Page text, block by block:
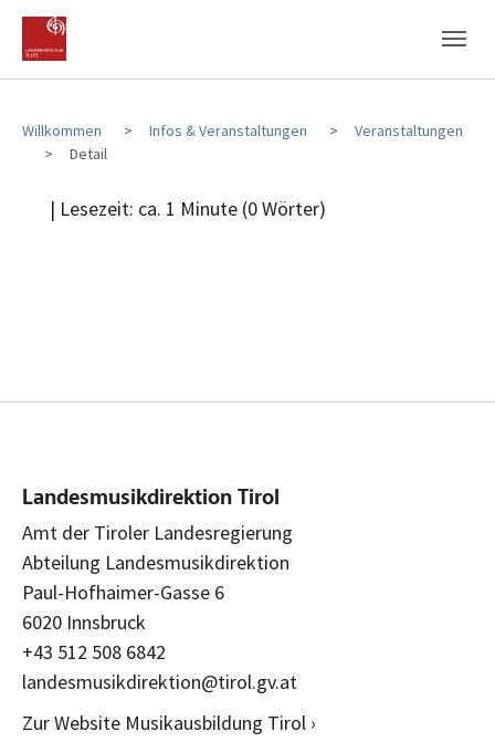
Zum Hauptinhalt
Zum Fußbereich
Willkommen Infos & Veranstaltungen
Veranstaltungen
Detail
| Lesezeit: ca. 1 Minute (0 Wörter)
Landesmusikdirektion Tirol
Amt der Tiroler Landesregierung
Abteilung Landesmusikdirektion
Paul-Hofhaimer-Gasse 6
6020 Innsbruck
+43 512 508 6842
landesmusikdirektion@tirol.gv.at
Zur Website Musikausbildung Tirol ›